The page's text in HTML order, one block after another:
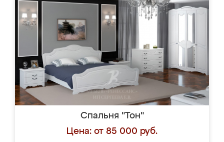
Спальня "Тон"
Цена: от 85 000 руб.